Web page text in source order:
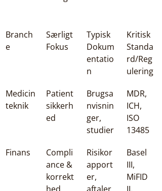
Branch
e
Særligt
Fokus
Typisk
Dokum
entatio
n
Kritisk
Standa
rd/Reg
ulering
Medicin
teknik
Patient
sikkerh
ed
Brugsa
nvisnin
ger,
studier
MDR,
ICH,
ISO
13485
Finans
Compli
ance &
korrekt
Risikor
apport
er,
Basel
III,
MiFID